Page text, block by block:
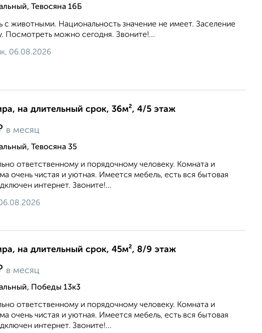
Тевосяна 16Б
животными. Национальность значение не имеет. Заселение
Посмотреть можно сегодня. Звоните!...
06.08.2026
на длительный срок, 36м², 4/5 этаж
в месяц
Тевосяна 35
ответственному и порядочному человеку. Комната и
очень чистая и уютная. Имеется мебель, есть вся бытовая
интернет. Звоните!...
на длительный срок, 45м², 8/9 этаж
в месяц
Победы 13к3
ответственному и порядочному человеку. Комната и
очень чистая и уютная. Имеется мебель, есть вся бытовая
интернет. Звоните!...